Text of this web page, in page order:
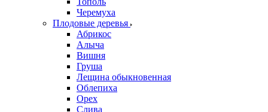
Черемуха
Плодовые деревья
Абрикос
Алыча
Вишня
Груша
Лещина обыкновенная
Облепиха
Орех
Слива